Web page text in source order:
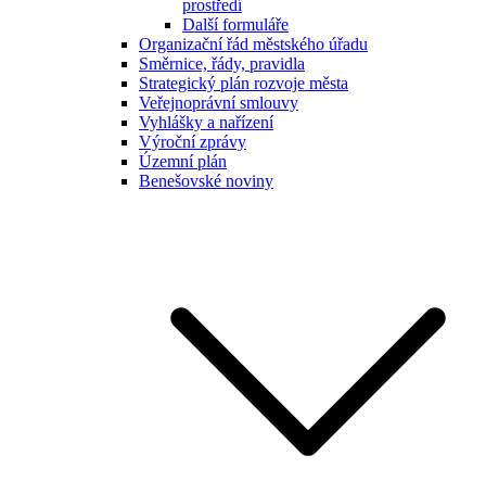
prostředí
Další formuláře
Organizační řád městského úřadu
Směrnice, řády, pravidla
Strategický plán rozvoje města
Veřejnoprávní smlouvy
Vyhlášky a nařízení
Výroční zprávy
Územní plán
Benešovské noviny